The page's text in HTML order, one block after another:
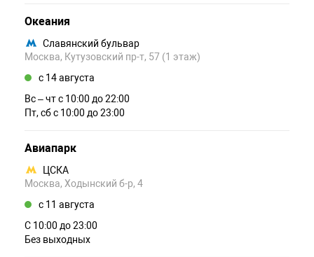
Океания
Славянский бульвар
Москва, Кутузовский пр-т, 57 (1 этаж)
c 14 августа
Вс – чт c 10:00 до 22:00
Пт, сб c 10:00 до 23:00
Авиапарк
ЦСКА
Москва, Ходынский б-р, 4
c 11 августа
С 10:00 до 23:00
Без выходных